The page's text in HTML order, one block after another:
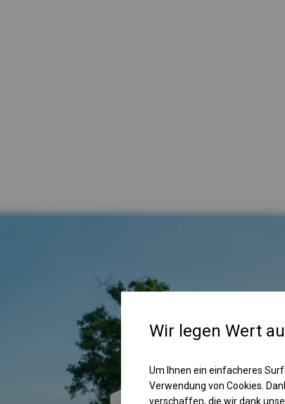
Wir legen Wert
Um Ihnen ein einfacheres
Verwendung von Cookies.
verschaffen, die wir dank